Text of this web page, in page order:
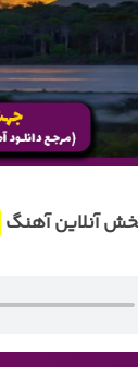
آنلاین آهنگ